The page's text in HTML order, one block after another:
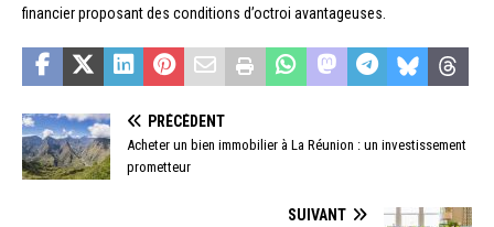
financier proposant des conditions d’octroi avantageuses.
PRÉCÉDENT
Acheter un bien immobilier à La Réunion : un investissement
prometteur
SUIVANT